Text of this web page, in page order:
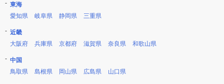
東海
愛知県
岐阜県 静岡県 三重県
近畿
大阪府
兵庫県 京都府 滋賀県 奈良県 和歌山県
中国
鳥取県
島根県 岡山県 広島県 山口県